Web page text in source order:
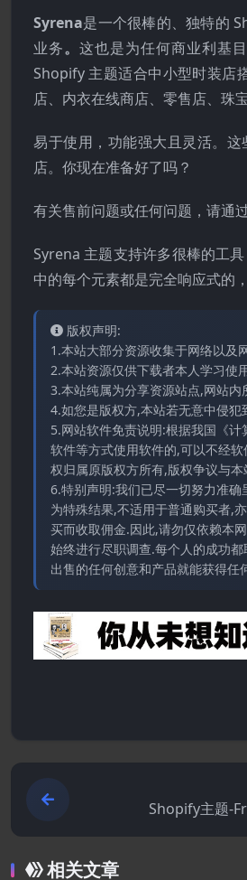
Syrena是一个很棒的、独特的
业务。 这也是为任何商业利基
Shopify 主题适合中小型时装店
店、内衣在线商店、零售店、珠
易于使用，功能强大且灵活。
店。你现在准备好了吗？
有关售前问题或任何问题，请通
Syrena 主题支持许多很棒的工
中的每个元素都是完全响应式的
版权声明:
1.本站大部分资源收集于网络以及
2.本站资源仅供下载者本人学习使
3.本站纯属为分享资源站点,网站内
4.如您是版权方,本站若无意中侵
5.网站软件免责说明:根据我国《
软件等方式使用软件的,可以不经
权归属原版权方所有,版权争议与
6.特别声明:我们已尽一切努力准
为特殊结果,不适用于普通购买者,
买而收取佣金.因此,请勿仅依赖本
始终进行尽职调查.每个人的成功
出售的任何创意和产品就能获得任
Shopify主题-
相关文章